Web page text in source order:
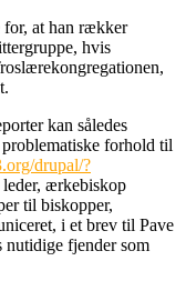
for, at han rækker
hvis
kan således
forhold til
drupal/?
leder, ærkebiskop
til biskopper,
i et brev til Pave
nutidige fjender som